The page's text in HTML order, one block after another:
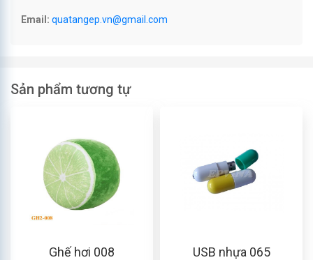
Email: quatangep.vn@gmail.com
Sản phẩm tương tự
Ghế hơi 008 USB nhựa 065